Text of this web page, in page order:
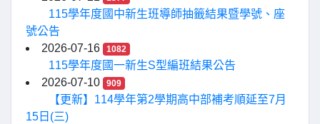
115學年度國中新生班導師抽籤結果暨學號、座
號公告
2026-07-16
1082
115學年度國一新生S型編班結果公告
2026-07-10
909
【更新】114學年第2學期高中部補考順延至7月
15日(三)